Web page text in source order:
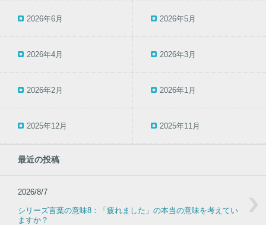
2026年6月 2026年5月
2026年4月 2026年3月
2026年2月 2026年1月
2025年12月 2025年11月
最近の投稿
2026/8/7
シリーズ言葉の意味8：「疲れました」の本当の意味を考えてい
ますか？